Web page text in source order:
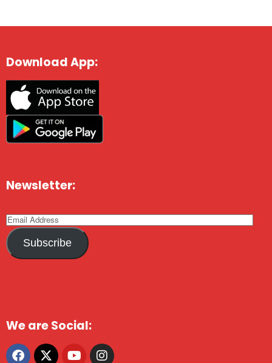
Download App:
Newsletter:
Subscribe
We are Social: